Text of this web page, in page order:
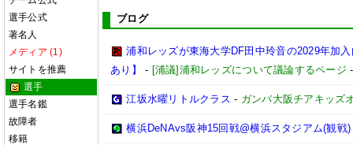
選手公式
著名人
メディア (1)
サイトを推薦
選手
選手名鑑
故障者
移籍
ブログ
浦和レッズが東海大学DF田中玲音の2029年加
あり】
- [浦議]浦和レッズについて議論するページ
江坂水曜リトルクラス - ガンバ大阪チアキッズ
横浜DeNAvs阪神15回戦@横浜スタジアム(観戦)